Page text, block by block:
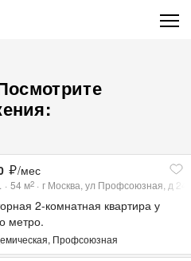
/мес
54 м2 г Москва, ул Профсоюзная, д 24
2-комнатная квартира у
метро.
, Профсоюзная